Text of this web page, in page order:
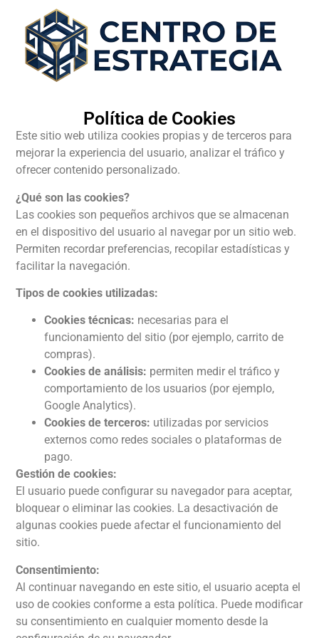
Política de Cookies​
Este sitio web utiliza cookies propias y de terceros para
mejorar la experiencia del usuario, analizar el tráfico y
ofrecer contenido personalizado.
¿Qué son las cookies?
Las cookies son pequeños archivos que se almacenan
en el dispositivo del usuario al navegar por un sitio web.
Permiten recordar preferencias, recopilar estadísticas y
facilitar la navegación.
Tipos de cookies utilizadas:
Cookies técnicas: necesarias para el
funcionamiento del sitio (por ejemplo, carrito de
compras).
Cookies de análisis: permiten medir el tráfico y
comportamiento de los usuarios (por ejemplo,
Google Analytics).
Cookies de terceros: utilizadas por servicios
externos como redes sociales o plataformas de
pago.
Gestión de cookies:
El usuario puede configurar su navegador para aceptar,
bloquear o eliminar las cookies. La desactivación de
algunas cookies puede afectar el funcionamiento del
sitio.
Consentimiento:
Al continuar navegando en este sitio, el usuario acepta el
uso de cookies conforme a esta política. Puede modificar
su consentimiento en cualquier momento desde la